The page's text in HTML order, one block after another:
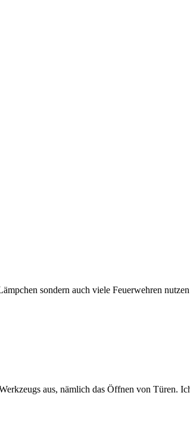
sondern auch viele Feuerwehren
aus, nämlich das Öffnen von Türen.